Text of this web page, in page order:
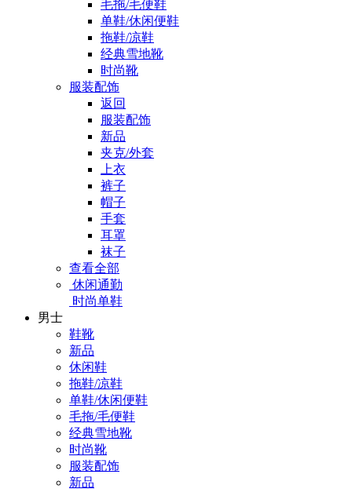
毛拖/毛便鞋
单鞋/休闲便鞋
拖鞋/凉鞋
经典雪地靴
时尚靴
服装配饰
返回
服装配饰
新品
夹克/外套
上衣
裤子
帽子
手套
耳罩
袜子
查看全部
休闲通勤
时尚单鞋
男士
鞋靴
新品
休闲鞋
拖鞋/凉鞋
单鞋/休闲便鞋
毛拖/毛便鞋
经典雪地靴
时尚靴
服装配饰
新品